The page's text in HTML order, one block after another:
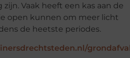
zijn. Vaak heeft een kas aan de
open kunnen om meer licht
de heetste periodes.